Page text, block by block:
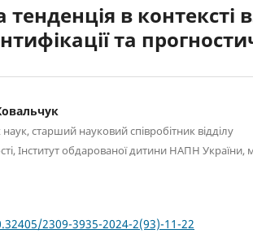
тенденція в контексті
та
старший науковий співробітник відділу
Інститут обдарованої дитини НАПН України,
2309-3935-2024-2(93)-11-22